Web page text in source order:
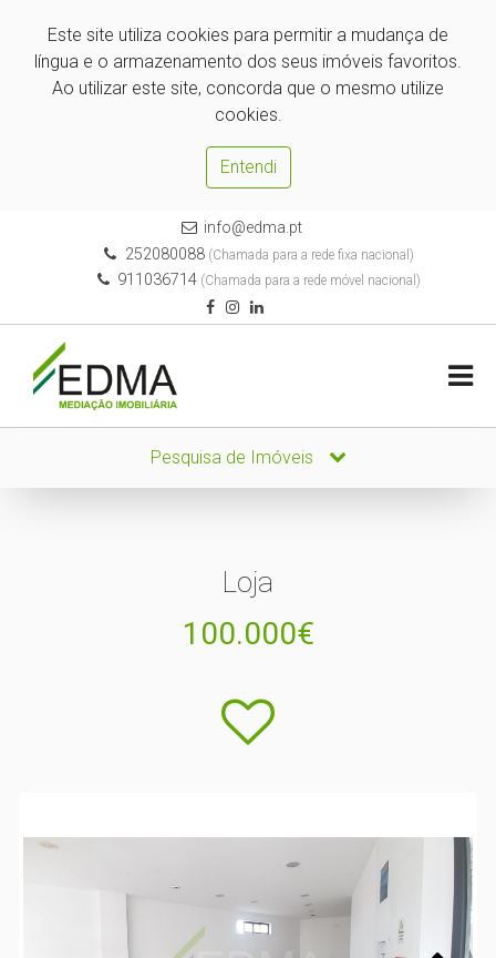
Este site utiliza cookies para permitir a mudança de
língua e o armazenamento dos seus imóveis favoritos.
Ao utilizar este site, concorda que o mesmo utilize
cookies.
Entendi
info@edma.pt
252080088(Chamada para a rede fixa nacional)
911036714 (Chamada para a rede móvel nacional)
Pesquisa de Imóveis
Loja
100.000€